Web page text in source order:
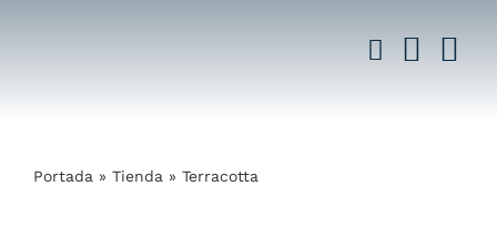
Portada » Tienda » Terracotta